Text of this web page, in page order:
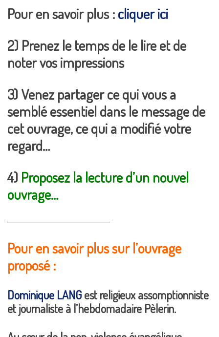
Pour en savoir plus :cliquer ici
2) Prenez le temps de le lire et de
noter vos impressions
3) Venez partager ce qui vous a
semblé essentiel dans le message de
cet ouvrage, ce qui a modifié votre
regard…
4) Proposez la lecture d’un nouvel
ouvrage…
Pour en savoir plus sur l’ouvrage
proposé :
Dominique LANGest religieux assomptionniste
et journaliste à l’hebdomadaire Pèlerin.